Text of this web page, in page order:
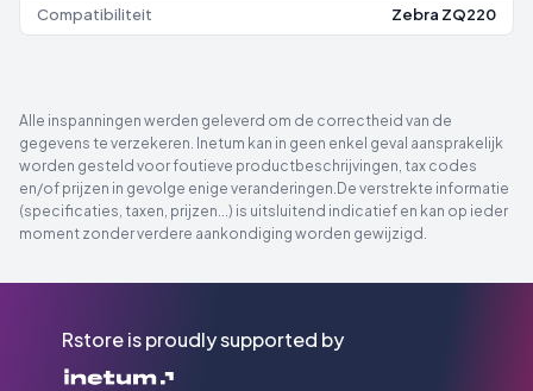
Compatibiliteit Zebra ZQ220
Alle inspanningen werden geleverd om de correctheid van de
gegevens te verzekeren. Inetum kan in geen enkel geval aansprakelijk
worden gesteld voor foutieve productbeschrijvingen, tax codes
en/of prijzen in gevolge enige veranderingen.De verstrekte informatie
(specificaties, taxen, prijzen...) is uitsluitend indicatief en kan op ieder
moment zonder verdere aankondiging worden gewijzigd.
Rstore is proudly supported by